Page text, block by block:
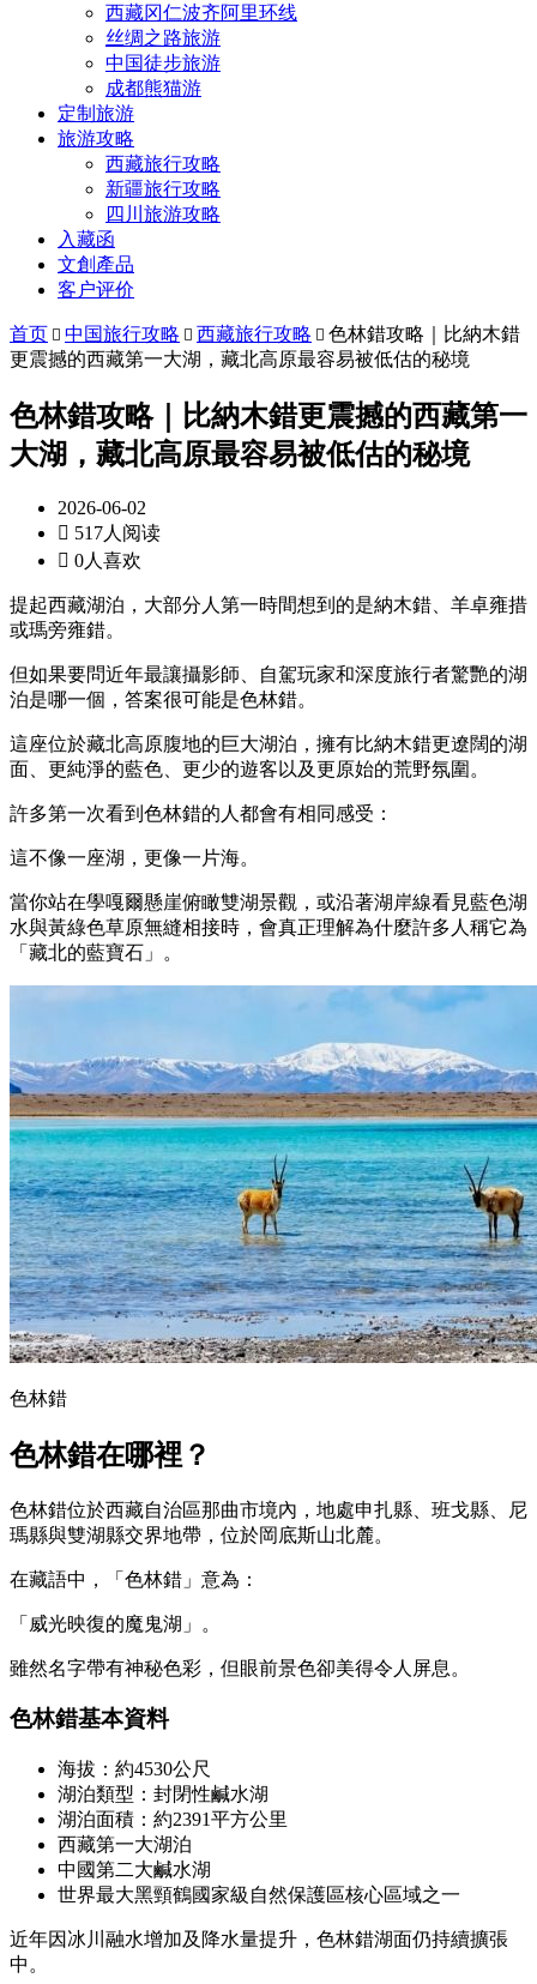
西藏冈仁波齐阿里环线
丝绸之路旅游
中国徒步旅游
成都熊猫游
定制旅游
旅游攻略
西藏旅行攻略
新疆旅行攻略
四川旅游攻略
入藏函
文創產品
客户评价
首页  中国旅行攻略  西藏旅行攻略  色林錯攻略｜比納木錯
更震撼的西藏第一大湖，藏北高原最容易被低估的秘境
色林錯攻略｜比納木錯更震撼的西藏第一
大湖，藏北高原最容易被低估的秘境
2026-06-02
 517人阅读
 0人喜欢
提起西藏湖泊，大部分人第一時間想到的是納木錯、羊卓雍措
或瑪旁雍錯。
但如果要問近年最讓攝影師、自駕玩家和深度旅行者驚艷的湖
泊是哪一個，答案很可能是色林錯。
這座位於藏北高原腹地的巨大湖泊，擁有比納木錯更遼闊的湖
面、更純淨的藍色、更少的遊客以及更原始的荒野氛圍。
許多第一次看到色林錯的人都會有相同感受：
這不像一座湖，更像一片海。
當你站在學嘎爾懸崖俯瞰雙湖景觀，或沿著湖岸線看見藍色湖
水與黃綠色草原無縫相接時，會真正理解為什麼許多人稱它為
「藏北的藍寶石」。
色林錯
色林錯在哪裡？
色林錯位於西藏自治區那曲市境內，地處申扎縣、班戈縣、尼
瑪縣與雙湖縣交界地帶，位於岡底斯山北麓。
在藏語中，「色林錯」意為：
「威光映復的魔鬼湖」。
雖然名字帶有神秘色彩，但眼前景色卻美得令人屏息。
色林錯基本資料
海拔：約4530公尺
湖泊類型：封閉性鹹水湖
湖泊面積：約2391平方公里
西藏第一大湖泊
中國第二大鹹水湖
世界最大黑頸鶴國家級自然保護區核心區域之一
近年因冰川融水增加及降水量提升，色林錯湖面仍持續擴張
中。